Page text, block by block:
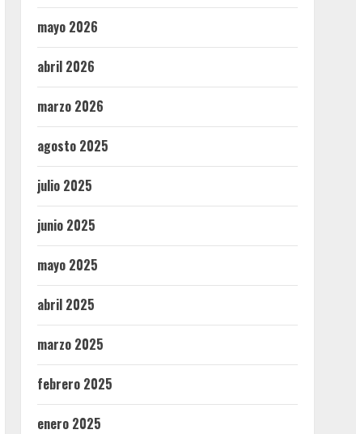
mayo 2026
abril 2026
marzo 2026
agosto 2025
julio 2025
junio 2025
mayo 2025
abril 2025
marzo 2025
febrero 2025
enero 2025